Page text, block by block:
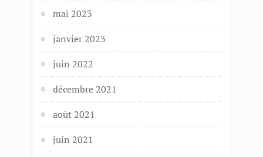
mai 2023
janvier 2023
juin 2022
décembre 2021
août 2021
juin 2021